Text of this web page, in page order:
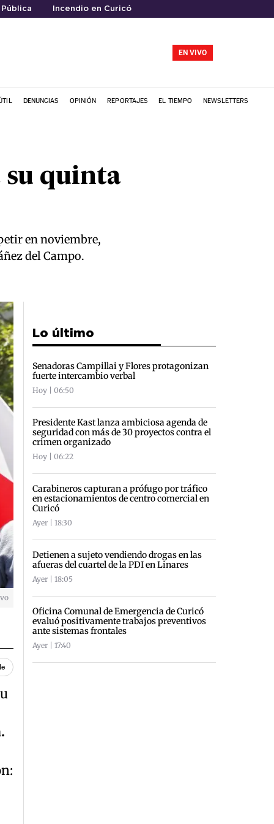
Incendio en Curicó
EN VIVO
DENUNCIAS OPINIÓN REPORTAJES EL TIEMPO NEWSLETTERS
quinta
en noviembre,
del Campo.
Lo último
Senadoras Campillai y Flores protagonizan
fuerte intercambio verbal
Hoy | 06:50
Presidente Kast lanza ambiciosa agenda de
seguridad con más de 30 proyectos contra el
crimen organizado
Hoy | 06:22
Carabineros capturan a prófugo por tráfico
en estacionamientos de centro comercial en
Curicó
Ayer | 18:30
Detienen a sujeto vendiendo drogas en las
afueras del cuartel de la PDI en Linares
Ayer | 18:05
Oficina Comunal de Emergencia de Curicó
evaluó positivamente trabajos preventivos
ante sistemas frontales
Ayer | 17:40